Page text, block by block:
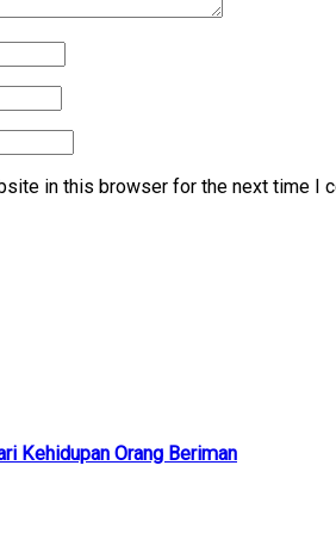
in this browser for the next time I
Kehidupan Orang Beriman